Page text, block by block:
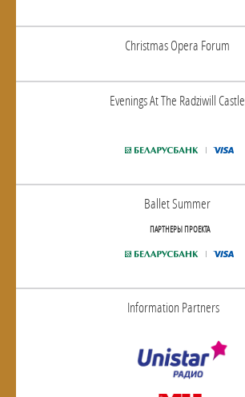
Christmas Opera Forum
Evenings At The Radziwill Castle
Ballet Summer
ПАРТНЕРЫ ПРОЕКТА
Information Partners